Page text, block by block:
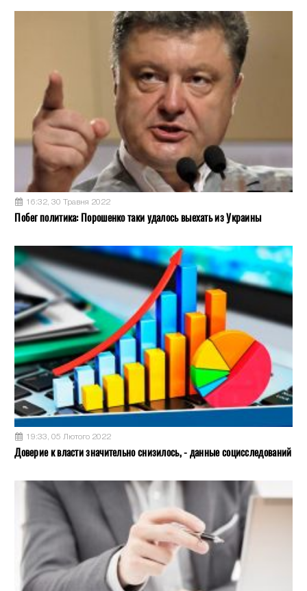
16:32, 30 Травня 2022
Побег политика: Порошенко таки удалось выехать из Украины
19:33, 05 Лютого 2022
Доверие к власти значительно снизилось, - данные социсследований